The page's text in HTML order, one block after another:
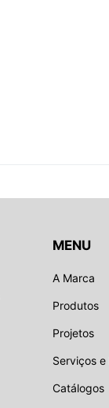
MENU
A Marca
Produtos
Projetos
Serviços
Catálogos